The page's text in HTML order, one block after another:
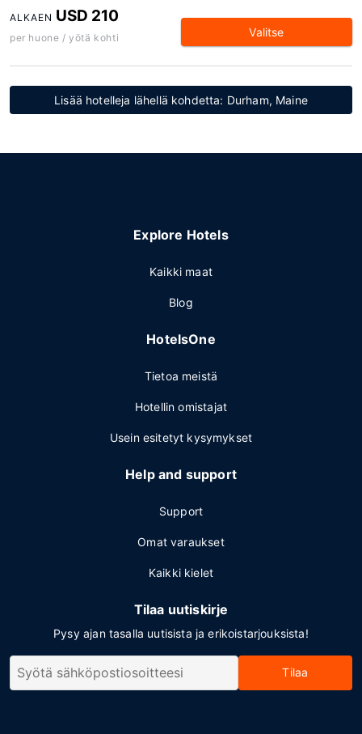
ALKAEN USD 210
per huone / yötä kohti Valitse
Lisää hotelleja lähellä kohdetta: Durham, Maine
Explore Hotels
Kaikki maat
Blog
HotelsOne
Tietoa meistä
Hotellin omistajat
Usein esitetyt kysymykset
Help and support
Support
Omat varaukset
Kaikki kielet
Tilaa uutiskirje
Pysy ajan tasalla uutisista ja erikoistarjouksista!
Tilaa